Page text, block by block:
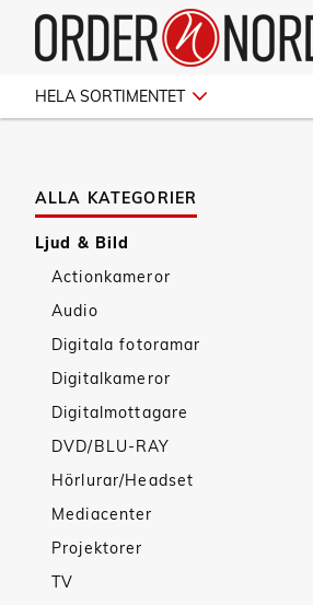
HELA SORTIMENTET
ALLA KATEGORIER
Ljud & Bild
Actionkameror
Audio
Digitala fotoramar
Digitalkameror
Digitalmottagare
DVD/BLU-RAY
Hörlurar/Headset
Mediacenter
Projektorer
TV